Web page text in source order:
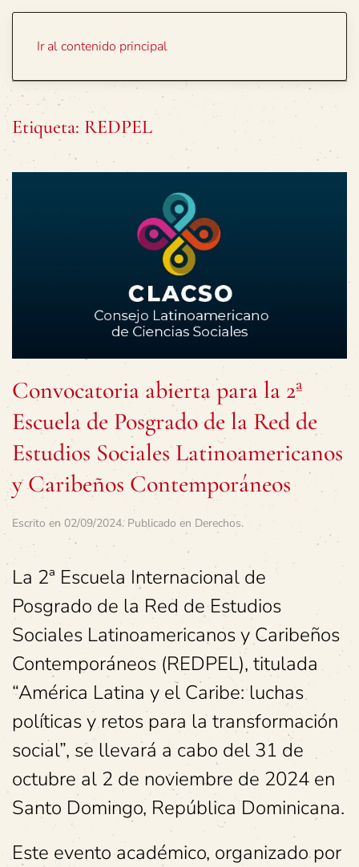
Ir al contenido principal
Etiqueta: REDPEL
Convocatoria abierta para la 2ª
Escuela de Posgrado de la Red de
Estudios Sociales Latinoamericanos
y Caribeños Contemporáneos
Escrito en 02/09/2024. Publicado en Derechos.
La 2ª Escuela Internacional de
Posgrado de la Red de Estudios
Sociales Latinoamericanos y Caribeños
Contemporáneos (REDPEL), titulada
“América Latina y el Caribe: luchas
políticas y retos para la transformación
social”, se llevará a cabo del 31 de
octubre al 2 de noviembre de 2024 en
Santo Domingo, República Dominicana.
Este evento académico, organizado por